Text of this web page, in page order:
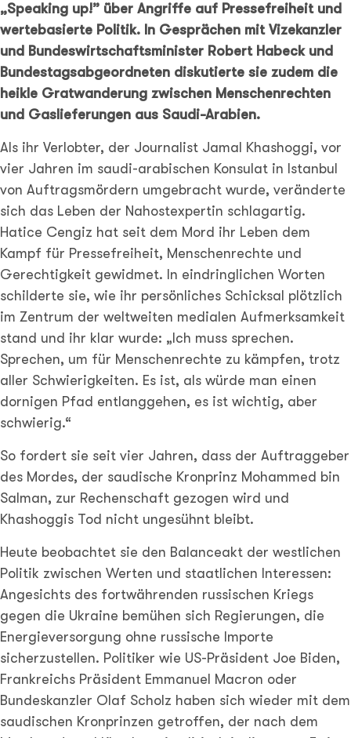
„Speaking up!” über Angriffe auf Pressefreiheit und
wertebasierte Politik. In Gesprächen mit Vizekanzler
und Bundeswirtschaftsminister Robert Habeck und
Bundestagsabgeordneten diskutierte sie zudem die
heikle Gratwanderung zwischen Menschenrechten
und Gaslieferungen aus Saudi-Arabien.
Als ihr Verlobter, der Journalist Jamal Khashoggi, vor
vier Jahren im saudi-arabischen Konsulat in Istanbul
von Auftragsmördern umgebracht wurde, veränderte
sich das Leben der Nahostexpertin schlagartig.
Hatice Cengiz hat seit dem Mord ihr Leben dem
Kampf für Pressefreiheit, Menschenrechte und
Gerechtigkeit gewidmet. In eindringlichen Worten
schilderte sie, wie ihr persönliches Schicksal plötzlich
im Zentrum der weltweiten medialen Aufmerksamkeit
stand und ihr klar wurde: „Ich muss sprechen.
Sprechen, um für Menschenrechte zu kämpfen, trotz
aller Schwierigkeiten. Es ist, als würde man einen
dornigen Pfad entlanggehen, es ist wichtig, aber
schwierig.“
So fordert sie seit vier Jahren, dass der Auftraggeber
des Mordes, der saudische Kronprinz Mohammed bin
Salman, zur Rechenschaft gezogen wird und
Khashoggis Tod nicht ungesühnt bleibt.
Heute beobachtet sie den Balanceakt der westlichen
Politik zwischen Werten und staatlichen Interessen:
Angesichts des fortwährenden russischen Kriegs
gegen die Ukraine bemühen sich Regierungen, die
Energieversorgung ohne russische Importe
sicherzustellen. Politiker wie US-Präsident Joe Biden,
Frankreichs Präsident Emmanuel Macron oder
Bundeskanzler Olaf Scholz haben sich wieder mit dem
saudischen Kronprinzen getroffen, der nach dem